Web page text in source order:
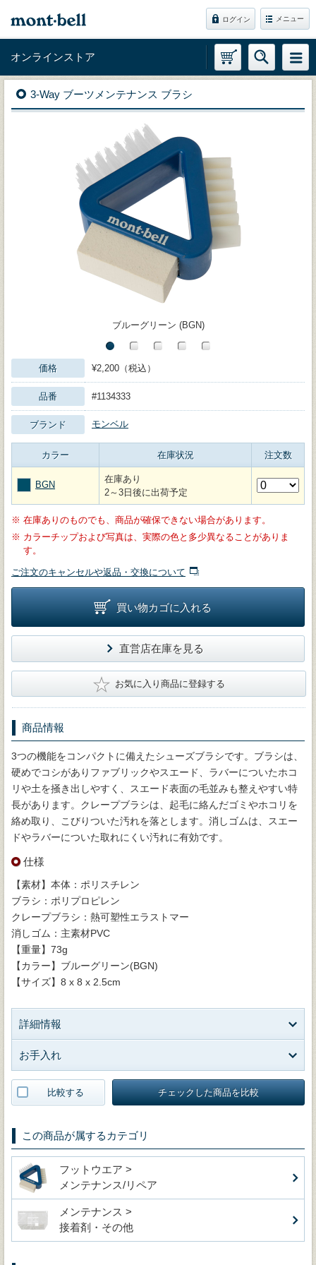
ログイン メニュー
オンラインストア
3-Way ブーツメンテナンス ブラシ
ブルーグリーン (BGN)
価格 ¥2,200（税込）
品番 #1134333
ブランド モンベル
カラー 在庫状況 注文数
BGN
在庫あり
2～3日後に出荷予定
※ 在庫ありのものでも、商品が確保できない場合があります。
※ カラーチップおよび写真は、実際の色と多少異なることがありま
す。
ご注文のキャンセルや返品・交換について
買い物カゴに入れる
直営店在庫を見る
★ お気に入り商品に登録する
商品情報
3つの機能をコンパクトに備えたシューズブラシです。ブラシは、
硬めでコシがありファブリックやスエード、ラバーについたホコ
リや土を掻き出しやすく、スエード表面の毛並みも整えやすい特
長があります。クレープブラシは、起毛に絡んだゴミやホコリを
絡め取り、こびりついた汚れを落とします。消しゴムは、スエー
ドやラバーについた取れにくい汚れに有効です。
仕様
【素材】本体：ポリスチレン
ブラシ：ポリプロピレン
クレープブラシ：熱可塑性エラストマー
消しゴム：主素材PVC
【重量】73g
【カラー】ブルーグリーン(BGN)
【サイズ】8 x 8 x 2.5cm
詳細情報
お手入れ
比較する チェックした商品を比較
この商品が属するカテゴリ
フットウエア >
メンテナンス/リペア
メンテナンス >
接着剤・その他